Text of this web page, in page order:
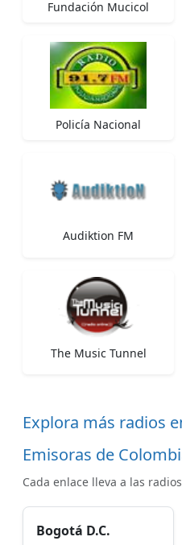
Fundación Mucicol
Policía Nacional
Audiktion FM
The Music Tunnel
Explora más radios
Emisoras de
Cada enlace lleva a las
Bogotá D.C.